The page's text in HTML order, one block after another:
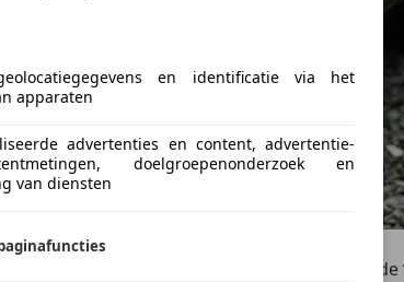
en identificatie via het
apparaten
advertenties en content, advertentie-
doelgroepenonderzoek en
van diensten
met scherpere koplampunits. De